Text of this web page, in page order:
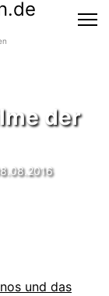
der
und das